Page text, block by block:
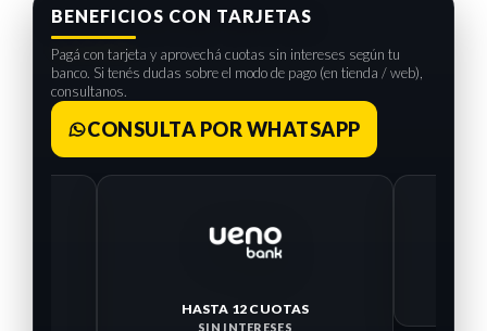
BENEFICIOS CON TARJETAS
Pagá con tarjeta y aprovechá cuotas sin intereses según tu
banco. Si tenés dudas sobre el modo de pago (en tienda / web),
consultanos.
CONSULTA POR WHATSAPP
HASTA 12 CUOTAS
SIN INTERESES